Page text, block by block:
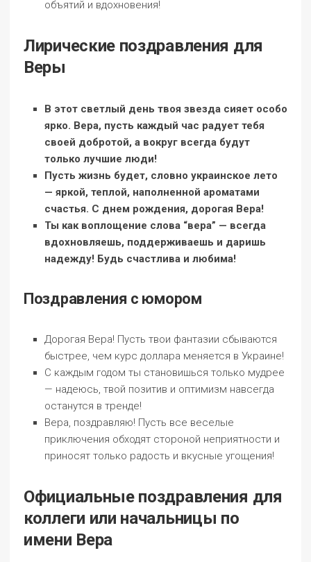
объятий и вдохновения!
Лирические поздравления для
Веры
В этот светлый день твоя звезда сияет особо
ярко. Вера, пусть каждый час радует тебя
своей добротой, а вокруг всегда будут
только лучшие люди!
Пусть жизнь будет, словно украинское лето
— яркой, теплой, наполненной ароматами
счастья. С днем рождения, дорогая Вера!
Ты как воплощение слова “вера” — всегда
вдохновляешь, поддерживаешь и даришь
надежду! Будь счастлива и любима!
Поздравления с юмором
Дорогая Вера! Пусть твои фантазии сбываются
быстрее, чем курс доллара меняется в Украине!
С каждым годом ты становишься только мудрее
— надеюсь, твой позитив и оптимизм навсегда
останутся в тренде!
Вера, поздравляю! Пусть все веселые
приключения обходят стороной неприятности и
приносят только радость и вкусные угощения!
Официальные поздравления для
коллеги или начальницы по
имени Вера